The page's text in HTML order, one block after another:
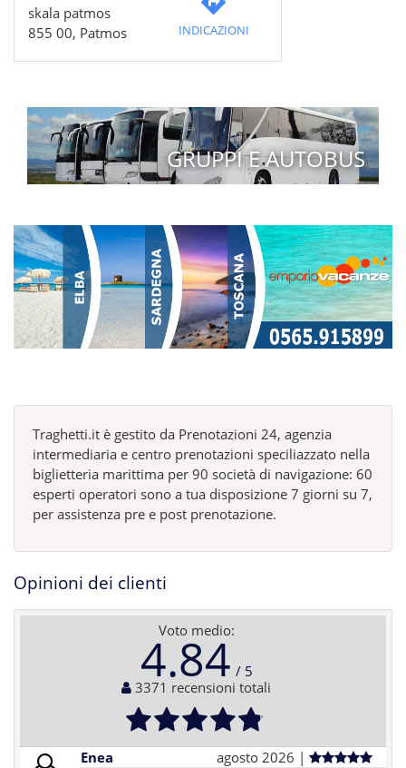
skala patmos
855 00, Patmos
INDICAZIONI
GRUPPI E AUTOBUS
Traghetti.it è gestito da Prenotazioni 24, agenzia
intermediaria e centro prenotazioni speciliazzato nella
biglietteria marittima per 90 società di navigazione: 60
esperti operatori sono a tua disposizione 7 giorni su 7,
per assistenza pre e post prenotazione.
Opinioni dei clienti
Voto medio:
4.84
3371 recensioni totali
Enea agosto 2026 |